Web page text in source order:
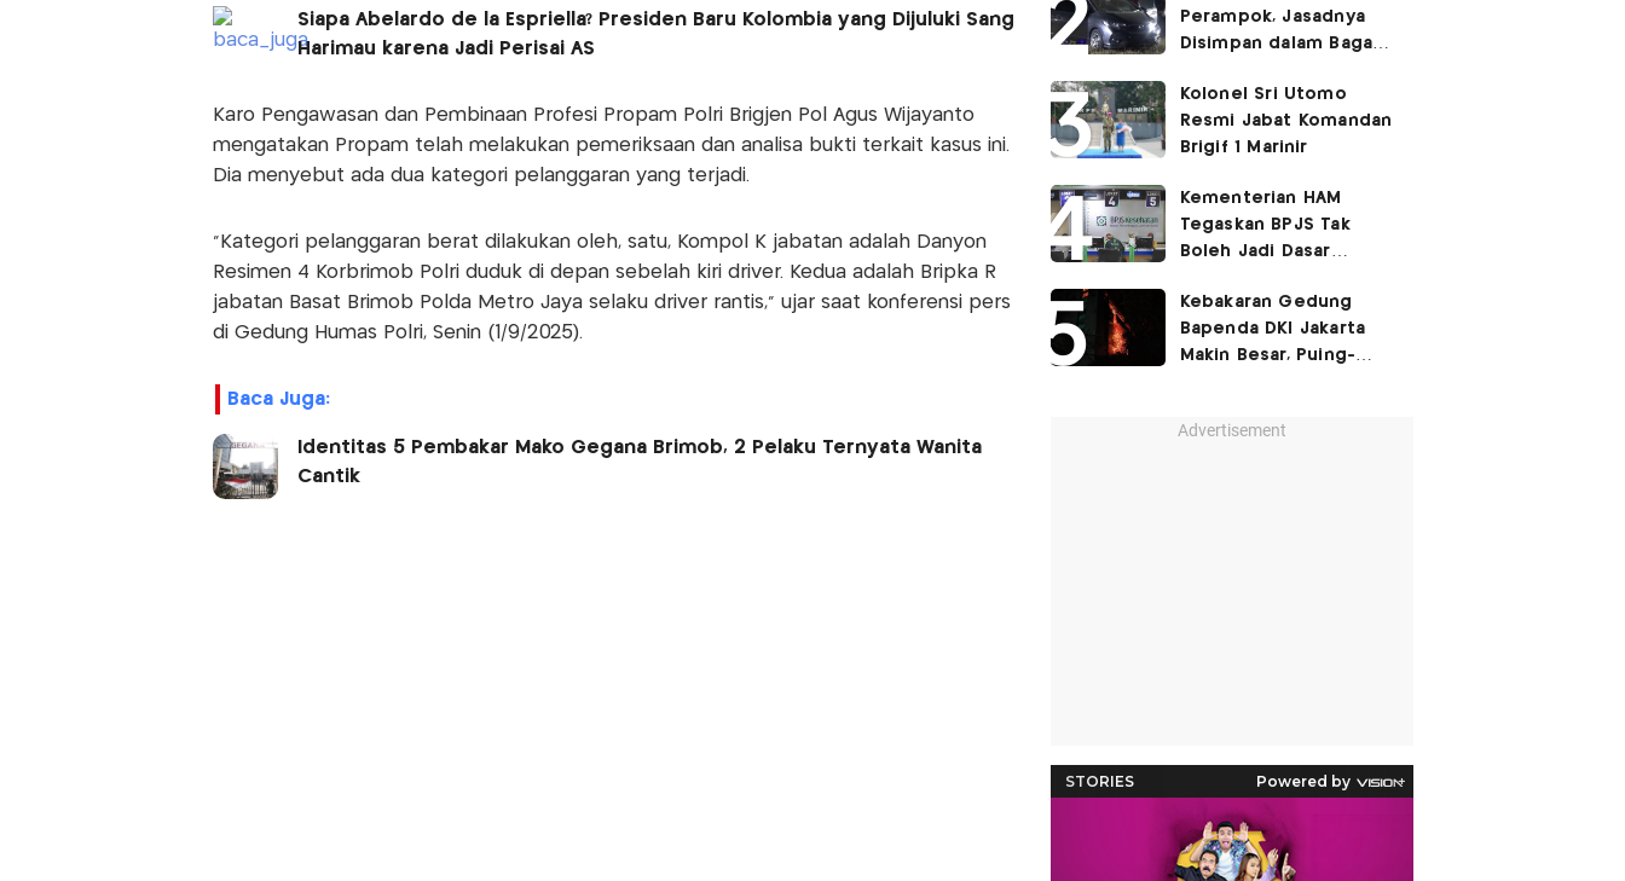
Siapa Abelardo de la Espriella? Presiden Baru Kolombia yang Dijuluki Sang
Harimau karena Jadi Perisai AS
Karo Pengawasan dan Pembinaan Profesi Propam Polri Brigjen Pol Agus Wijayanto
mengatakan Propam telah melakukan pemeriksaan dan analisa bukti terkait kasus ini.
Dia menyebut ada dua kategori pelanggaran yang terjadi.
“Kategori pelanggaran berat dilakukan oleh, satu, Kompol K jabatan adalah Danyon
Resimen 4 Korbrimob Polri duduk di depan sebelah kiri driver. Kedua adalah Bripka R
jabatan Basat Brimob Polda Metro Jaya selaku driver rantis," ujar saat konferensi pers
di Gedung Humas Polri, Senin (1/9/2025).
Baca Juga:
Identitas 5 Pembakar Mako Gegana Brimob, 2 Pelaku Ternyata Wanita
Cantik
Perampok, Jasadnya
Disimpan dalam Bagasi
Kolonel Sri Utomo
Resmi Jabat Komandan
Brigif 1 Marinir
Kementerian HAM
Tegaskan BPJS Tak
Boleh Jadi Dasar
Layanan Kesehatan
Kebakaran Gedung
Bapenda DKI Jakarta
Makin Besar, Puing-
Advertisement